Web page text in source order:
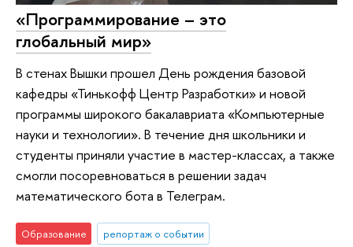
«Программирование – это
глобальный мир»
В стенах Вышки прошел День рождения базовой
кафедры «Тинькофф Центр Разработки» и новой
программы широкого бакалавриата «Компьютерные
науки и технологии». В течение дня школьники и
студенты приняли участие в мастер-классах, а также
смогли посоревноваться в решении задач
математического бота в Телеграм.
Образование репортаж о событии